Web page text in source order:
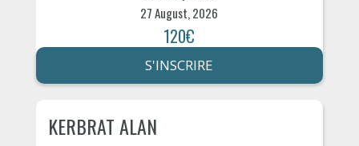
27 August, 2026
120€
S'INSCRIRE
KERBRAT ALAN